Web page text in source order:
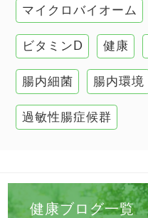
腸の健康
自己免疫疾患
高血圧
マイクロバイオーム
ビタミンD 健康
腸内細菌 腸内環境
過敏性腸症候群
健康ブログ一覧